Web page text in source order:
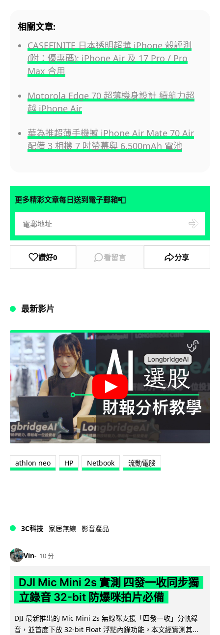
相關文章:
CASEFINITE 日本透明超薄 iPhone 殼評測
(附：優惠碼): iPhone Air 及 17 Pro / Pro
Max 合用
Motorola Edge 70 超薄機身設計 續航力超
越 iPhone Air
華為推超薄手機撼 iPhone Air Mate 70 Air
配備 3 相機 7 吋螢幕與 6,500mAh 電池
更多精彩文章每日送到電子郵箱📮
讚好0 看留言 分享
最新影片
athlon neo HP Netbook 流動電腦
3C科技 家居無線 影音產品
Vin 10 分
DJI Mic Mini 2s 實測 四發一收同步獨
立錄音 32-bit 防爆咪拍片必備
DJI 最新推出的 Mic Mini 2s 無線咪支援「四發一收」分軌錄
音，並首度下放 32-bit Float 浮點內錄功能。本文經實測其...